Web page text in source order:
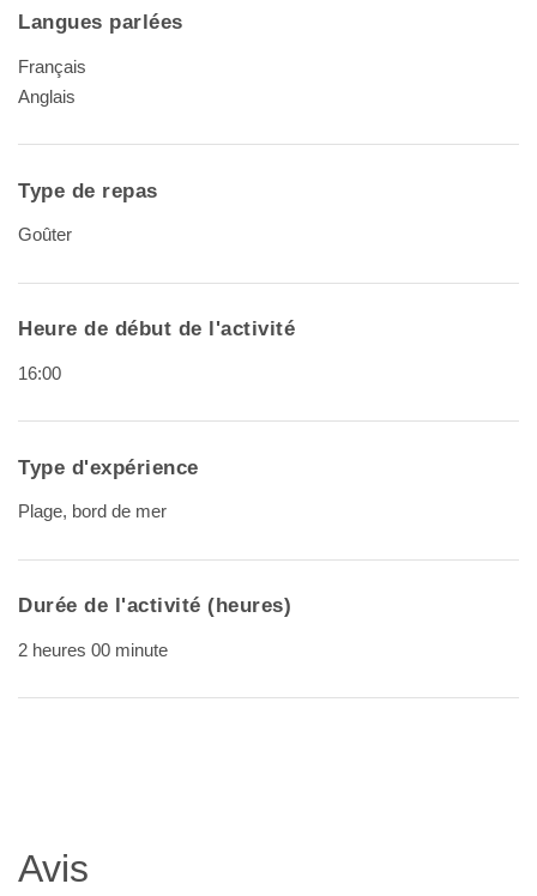
Langues parlées
Français
Anglais
Type de repas
Goûter
Heure de début de l'activité
16:00
Type d'expérience
Plage, bord de mer
Durée de l'activité (heures)
2 heures 00 minute
Avis